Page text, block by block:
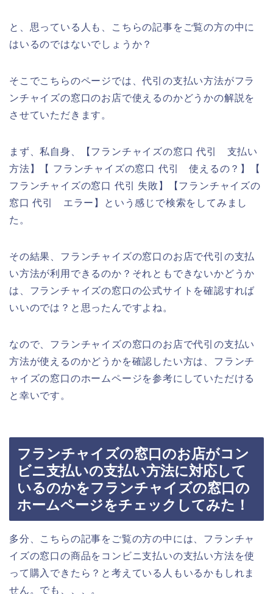
と、思っている人も、こちらの記事をご覧の方の中に
はいるのではないでしょうか？
そこでこちらのページでは、代引の支払い方法がフラ
ンチャイズの窓口のお店で使えるのかどうかの解説を
させていただきます。
まず、私自身、【フランチャイズの窓口 代引 支払い
方法】【 フランチャイズの窓口 代引 使えるの？】【
フランチャイズの窓口 代引 失敗】【フランチャイズの
窓口 代引 エラー】という感じで検索をしてみまし
た。
その結果、フランチャイズの窓口のお店で代引の支払
い方法が利用できるのか？それともできないかどうか
は、フランチャイズの窓口の公式サイトを確認すれば
いいのでは？と思ったんですよね。
なので、フランチャイズの窓口のお店で代引の支払い
方法が使えるのかどうかを確認したい方は、フランチ
ャイズの窓口のホームページを参考にしていただける
と幸いです。
フランチャイズの窓口のお店がコン
ビニ支払いの支払い方法に対応して
いるのかをフランチャイズの窓口の
ホームページをチェックしてみた！
多分、こちらの記事をご覧の方の中には、フランチャ
イズの窓口の商品をコンビニ支払いの支払い方法を使
って購入できたら？と考えている人もいるかもしれま
せん。でも、、、。